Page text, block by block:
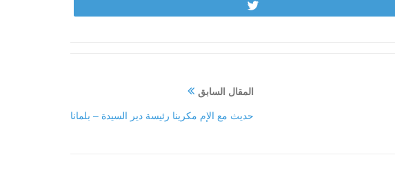
المقال السابق
حديث مع الإم مكرينا رئيسة دير السيدة – بلمانا